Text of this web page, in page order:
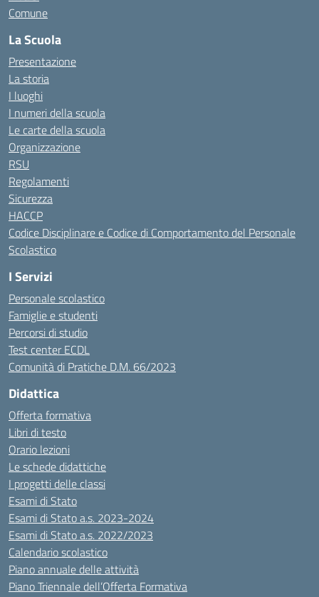
Comune
La Scuola
Presentazione
La storia
I luoghi
I numeri della scuola
Le carte della scuola
Organizzazione
RSU
Regolamenti
Sicurezza
HACCP
Codice Disciplinare e Codice di Comportamento del Personale
Scolastico
I Servizi
Personale scolastico
Famiglie e studenti
Percorsi di studio
Test center ECDL
Comunità di Pratiche D.M. 66/2023
Didattica
Offerta formativa
Libri di testo
Orario lezioni
Le schede didattiche
I progetti delle classi
Esami di Stato
Esami di Stato a.s. 2023-2024
Esami di Stato a.s. 2022/2023
Calendario scolastico
Piano annuale delle attività
Piano Triennale dell’Offerta Formativa